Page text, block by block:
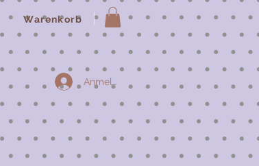
Warenkorb
Anmelden